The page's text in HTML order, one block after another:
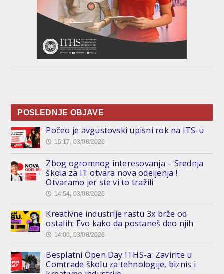
POSLEDNJE OBJAVE
Počeo je avgustovski upisni rok na ITS-u
🕔 15:17, 03/08/2026
Zbog ogromnog interesovanja – Srednja
škola za IT otvara nova odeljenja !
Otvaramo jer ste vi to tražili
🕔 14:54, 03/08/2026
Kreativne industrije rastu 3x brže od
ostalih: Evo kako da postaneš deo njih
🕔 14:00, 03/08/2026
Besplatni Open Day ITHS-a: Zavirite u
Comtrade školu za tehnologije, biznis i